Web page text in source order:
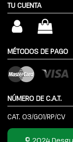
TU CUENTA
MÉTODOS DE PAGO
NÚMERO DE C.A.T.
CAT. 03/G01/RP/CV